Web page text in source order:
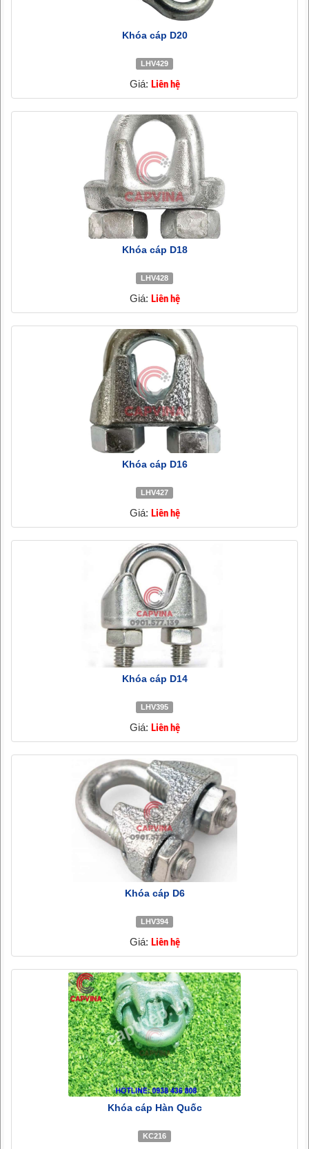
Khóa cáp D20
LHV429
Giá: Liên hệ
Khóa cáp D18
LHV428
Giá: Liên hệ
Khóa cáp D16
LHV427
Giá: Liên hệ
Khóa cáp D14
LHV395
Giá: Liên hệ
Khóa cáp D6
LHV394
Giá: Liên hệ
Khóa cáp Hàn Quốc
KC216